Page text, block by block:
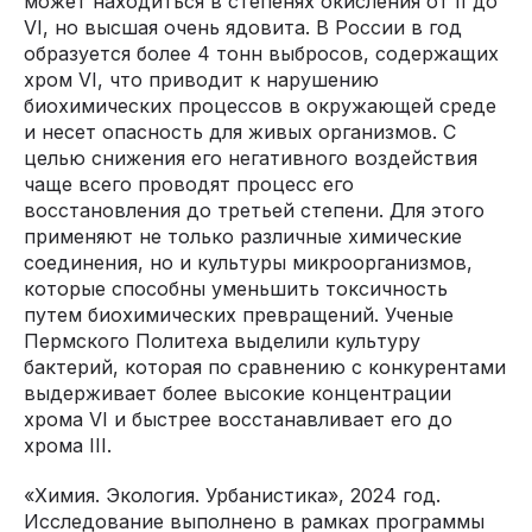
VI, но высшая очень ядовита. В России в год
образуется более 4 тонн выбросов, содержащих
хром VI, что приводит к нарушению
биохимических процессов в окружающей среде
и несет опасность для живых организмов. С
целью снижения его негативного воздействия
чаще всего проводят процесс его
восстановления до третьей степени. Для этого
применяют не только различные химические
соединения, но и культуры микроорганизмов,
которые способны уменьшить токсичность
путем биохимических превращений. Ученые
Пермского Политеха выделили культуру
бактерий, которая по сравнению с конкурентами
выдерживает более высокие концентрации
хрома VI и быстрее восстанавливает его до
хрома III.
«Химия. Экология. Урбанистика», 2024 год.
Исследование выполнено в рамках программы